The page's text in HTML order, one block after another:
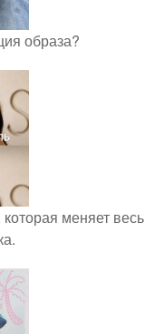
образа?
меняет весь